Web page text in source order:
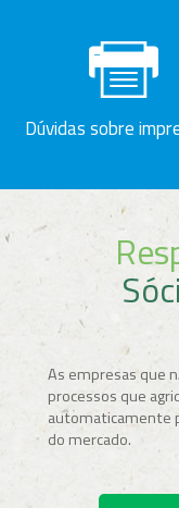
Dúvidas sobre
As empresas que
processos que
automaticamente
do mercado.